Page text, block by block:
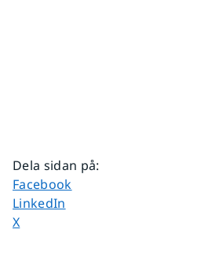
Dela sidan på:
Dela sidan på
Facebook
Dela sidan på
LinkedIn
Dela sidan på
X